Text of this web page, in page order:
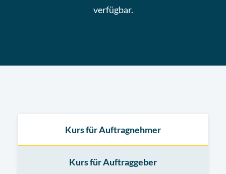
verfügbar.
Kurs für Auftragnehmer
Kurs für Auftraggeber